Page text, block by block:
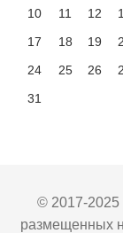
10 11 12
17 18 19
24 25 26
31
© 2017-2025
размещенных